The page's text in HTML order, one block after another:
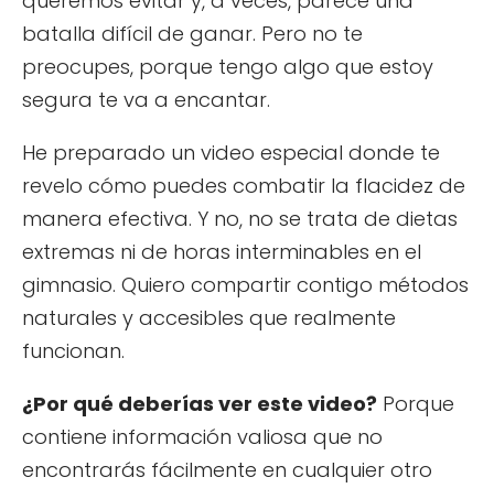
batalla difícil de ganar. Pero no te
preocupes, porque tengo algo que estoy
segura te va a encantar.
He preparado un video especial donde te
revelo cómo puedes combatir la flacidez de
manera efectiva. Y no, no se trata de dietas
extremas ni de horas interminables en el
gimnasio. Quiero compartir contigo métodos
naturales y accesibles que realmente
funcionan.
¿Por qué deberías ver este video? Porque
contiene información valiosa que no
encontrarás fácilmente en cualquier otro